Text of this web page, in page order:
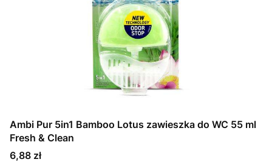
Ambi Pur 5in1 Bamboo Lotus zawieszka do WC 55 ml
Fresh & Clean
Cena
6,88 zł